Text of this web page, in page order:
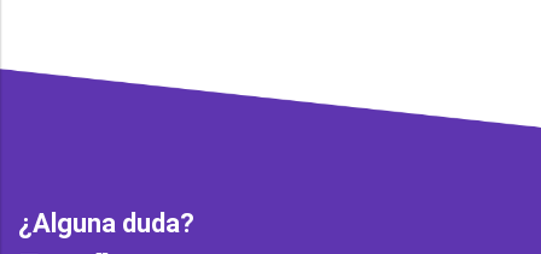
¿Alguna duda?